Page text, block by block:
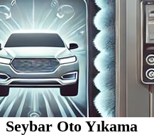
Seybar Oto Yıkama